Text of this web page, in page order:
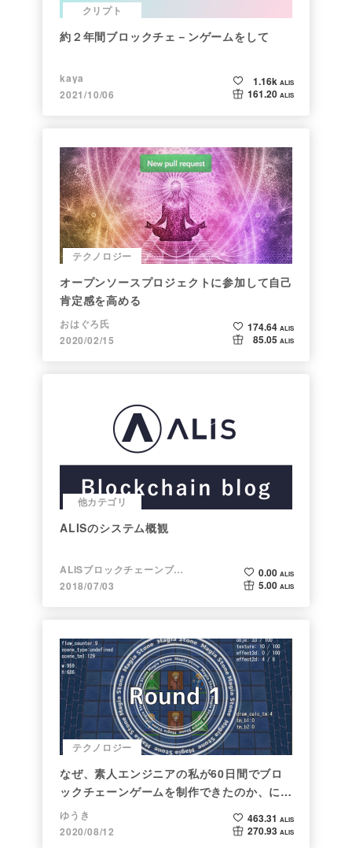
クリプト
約２年間ブロックチェ－ンゲームをして
kaya
2021/10/06
1.16k ALIS
161.20 ALIS
テクノロジー
オープンソースプロジェクトに参加して自己
肯定感を高める
おはぐろ氏
2020/02/15
174.64 ALIS
85.05 ALIS
他カテゴリ
ALISのシステム概観
ALISブロックチェーンブログ
2018/07/03
0.00 ALIS
5.00 ALIS
テクノロジー
なぜ、素人エンジニアの私が60日間でブロ
ックチェーンゲームを制作できたのか、につ
いて語ってみた
ゆうき
2020/08/12
463.31 ALIS
270.93 ALIS